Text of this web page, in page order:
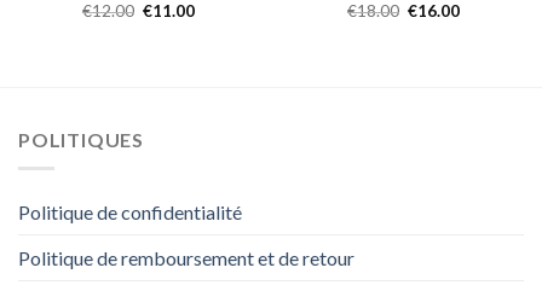
€12.00 €11.00
€18.00 €16.00
POLITIQUES
Politique de confidentialité
Politique de remboursement et de retour